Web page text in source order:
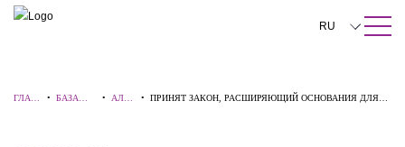
ПОИСК ПО САЙТУ Закрыть
RU
中文
ГЛАВ
• БАЗА
•
АЛЕР
• ПРИНЯТ ЗАКОН, РАСШИРЯЮЩИЙ ОСНОВАНИЯ ДЛЯ